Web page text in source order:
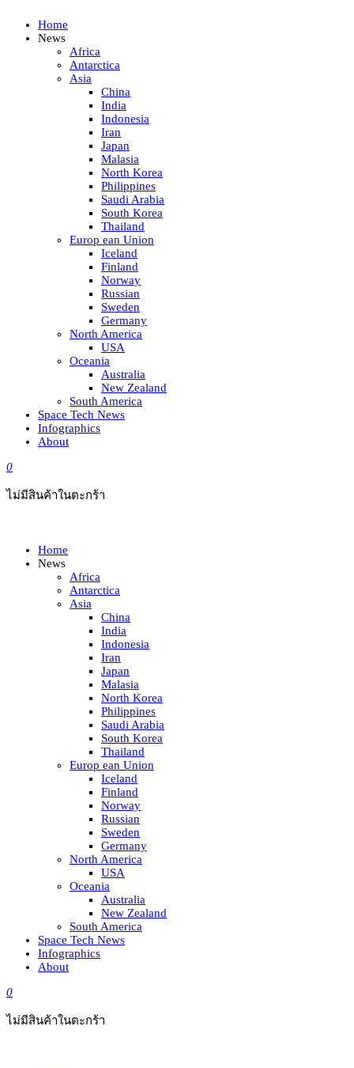
Home
News
Africa
Antarctica
Asia
China
India
Indonesia
Iran
Japan
Malasia
North Korea
Philippines
Saudi Arabia
South Korea
Thailand
Europ ean Union
Iceland
Finland
Norway
Russian
Sweden
Germany
North America
USA
Oceania
Australia
New Zealand
South America
Space Tech News
Infographics
About
0
ไม่มีสินค้าในตะกร้า
Home
News
Africa
Antarctica
Asia
China
India
Indonesia
Iran
Japan
Malasia
North Korea
Philippines
Saudi Arabia
South Korea
Thailand
Europ ean Union
Iceland
Finland
Norway
Russian
Sweden
Germany
North America
USA
Oceania
Australia
New Zealand
South America
Space Tech News
Infographics
About
0
ไม่มีสินค้าในตะกร้า